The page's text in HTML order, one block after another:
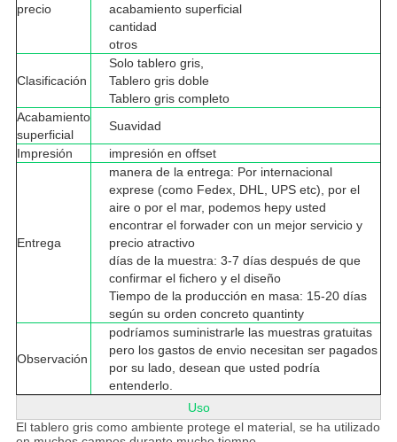
precio
acabamiento superficial
cantidad
otros
Clasificación
Solo tablero gris,
Tablero gris doble
Tablero gris completo
Acabamiento
superficial
Suavidad
Impresión
impresión en offset
Entrega
manera de la entrega: Por internacional
exprese (como Fedex, DHL, UPS etc), por el
aire o por el mar, podemos hepy usted
encontrar el forwader con un mejor servicio y
precio atractivo
días de la muestra: 3-7 días después de que
confirmar el fichero y el diseño
Tiempo de la producción en masa: 15-20 días
según su orden concreto quantinty
Observación
podríamos suministrarle las muestras gratuitas
pero los gastos de envio necesitan ser pagados
por su lado, desean que usted podría
entenderlo.
Uso
El tablero gris como ambiente protege el material, se ha utilizado